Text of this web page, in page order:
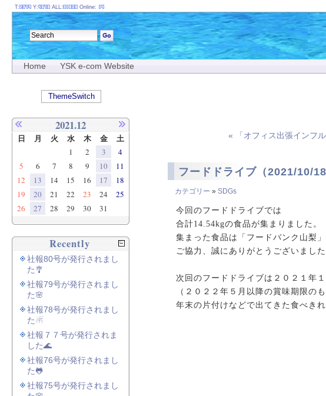
Home YSK e-com Website
« 「オフィス出張インフ
フードドライブ（2021/10/
カテゴリー » SDGs
今回のフードドライブでは
合計14.54kgの食品が集まりました。
集まった食品は「フードバンク山梨
ご協力、誠にありがとうございました
次回のフードドライブは２０２１年
（２０２２年５月以降の賞味期限のも
年末の片付けなどで出てきた食べき
T: Y: ALL: Online:
ThemeSwitch
2021.12
日 月 火 水 木 金 土
1 2 3
4
5
6 7 8 9 10
11
12
13 14 15 16 17
18
19
20 21 22 23 24
25
26
27 28 29 30 31
Recently
社報80号が発行されまし
た🎐
社報79号が発行されまし
た🌸
社報78号が発行されまし
た☃
社報７７号が発行されま
した🌊
社報76号が発行されまし
た🐸
社報75号が発行されまし